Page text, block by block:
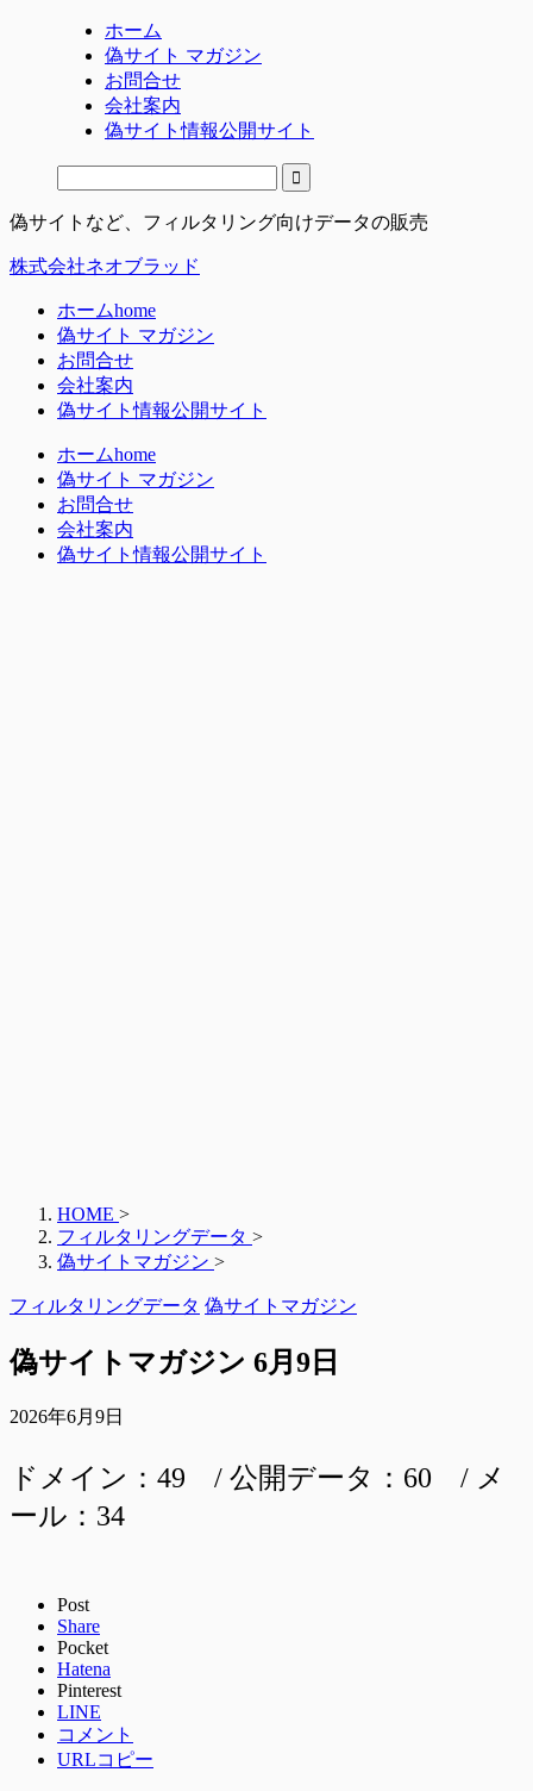
ホーム
偽サイト マガジン
お問合せ
会社案内
偽サイト情報公開サイト
偽サイトなど、フィルタリング向けデータの販売
株式会社ネオブラッド
ホームhome
偽サイト マガジン
お問合せ
会社案内
偽サイト情報公開サイト
ホームhome
偽サイト マガジン
お問合せ
会社案内
偽サイト情報公開サイト
HOME >
フィルタリングデータ >
偽サイトマガジン >
フィルタリングデータ 偽サイトマガジン
偽サイトマガジン 6月9日
2026年6月9日
ドメイン：49 / 公開データ：60 / メ
ール：34
Post
Share
Pocket
Hatena
Pinterest
LINE
コメント
URLコピー